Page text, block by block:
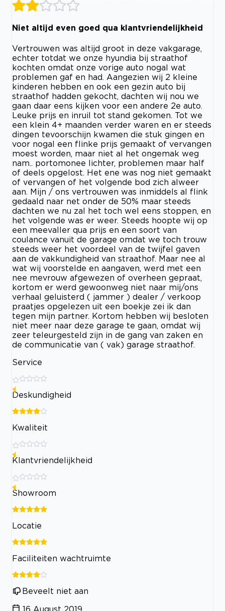
Niet altijd even goed qua klantvriendelijkheid
Vertrouwen was altijd groot in deze vakgarage,
echter totdat we onze hyundia bij straathof
kochten omdat onze vorige auto nogal wat
problemen gaf en had. Aangezien wij 2 kleine
kinderen hebben en ook een gezin auto bij
straathof hadden gekocht, dachten wij nou we
gaan daar eens kijken voor een andere 2e auto.
Leuke prijs en inruil tot stand gekomen. Tot we
een klein 4+ maanden verder waren en er steeds
dingen tevoorschijn kwamen die stuk gingen en
voor nogal een flinke prijs gemaakt of vervangen
moest worden, maar niet al het ongemak weg
nam.. portomonee lichter, problemen maar half
of deels opgelost. Het ene was nog niet gemaakt
of vervangen of het volgende bod zich alweer
aan. Mijn / ons vertrouwen was inmiddels al flink
gedaald naar net onder de 50% maar steeds
dachten we nu zal het toch wel eens stoppen, en
het volgende was er weer. Steeds hoopte wij op
een meevaller qua prijs en een soort van
coulance vanuit de garage omdat we toch trouw
steeds weer het voordeel van de twijfel gaven
aan de vakkundigheid van straathof. Maar nee al
wat wij voorstelde en aangaven, werd met een
nee mevrouw afgewezen of overheen gepraat,
kortom er werd gewoonweg niet naar mij/ons
verhaal geluisterd ( jammer ) dealer / verkoop
praatjes opgelezen uit een boekje zei ik dan
tegen mijn partner. Kortom hebben wij besloten
niet meer naar deze garage te gaan, omdat wij
zeer teleurgesteld zijn in de gang van zaken en
de communicatie van ( vak) garage straathof.
Service
Deskundigheid
Kwaliteit
Klantvriendelijkheid
Showroom
Locatie
Faciliteiten wachtruimte
Beveelt niet aan
16 August 2019